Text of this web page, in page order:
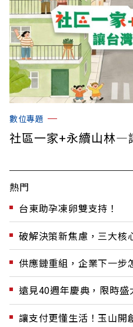
數位專題
社區一家+永續山林—
熱門
台東助孕凍卵雙支持！
破解決策新焦慮，三大核
供應鏈重組，企業下一步
遠見40週年慶典，限時盛
讓支付更懂生活！玉山開